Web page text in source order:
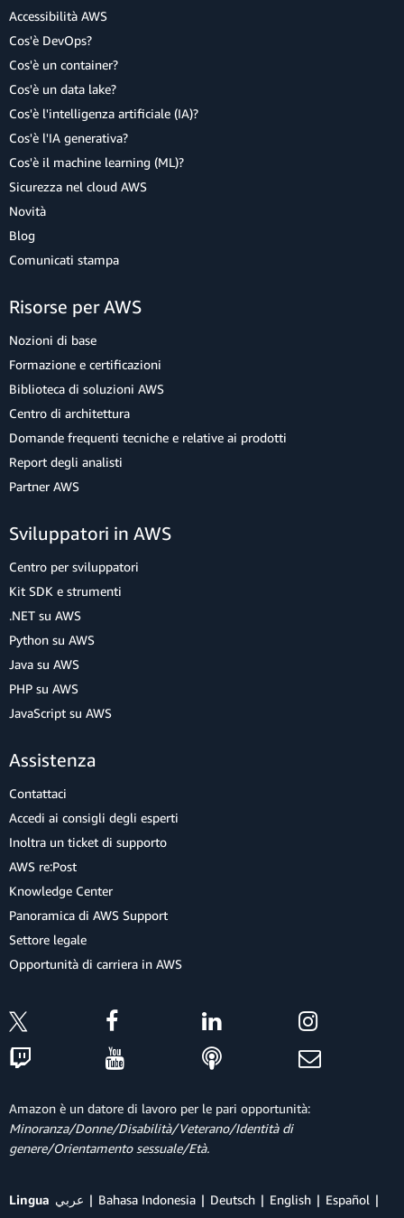
Accessibilità AWS
Cos'è DevOps?
Cos'è un container?
Cos'è un data lake?
Cos'è l'intelligenza artificiale (IA)?
Cos'è l'IA generativa?
Cos'è il machine learning (ML)?
Sicurezza nel cloud AWS
Novità
Blog
Comunicati stampa
Risorse per AWS
Nozioni di base
Formazione e certificazioni
Biblioteca di soluzioni AWS
Centro di architettura
Domande frequenti tecniche e relative ai prodotti
Report degli analisti
Partner AWS
Sviluppatori in AWS
Centro per sviluppatori
Kit SDK e strumenti
.NET su AWS
Python su AWS
Java su AWS
PHP su AWS
JavaScript su AWS
Assistenza
Contattaci
Accedi ai consigli degli esperti
Inoltra un ticket di supporto
AWS re:Post
Knowledge Center
Panoramica di AWS Support
Settore legale
Opportunità di carriera in AWS
Amazon è un datore di lavoro per le pari opportunità:
Minoranza/Donne/Disabilità/Veterano/Identità di
genere/Orientamento sessuale/Età.
Lingua عربي Bahasa Indonesia Deutsch English
Español